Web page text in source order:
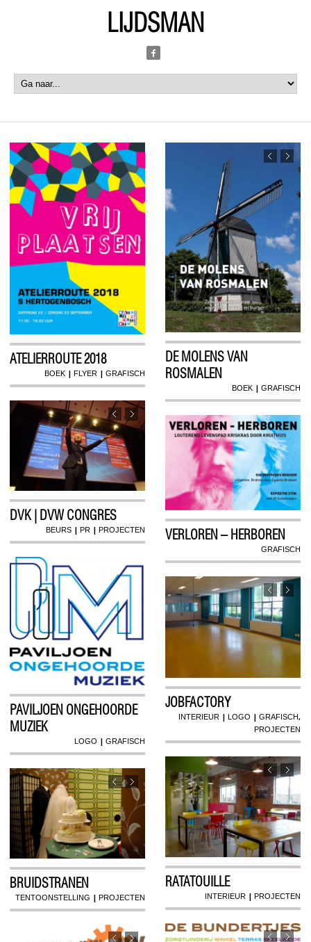
LIJDSMAN
ATELIERROUTE 2018
BOEK | FLYER | GRAFISCH
DE MOLENS VAN
ROSMALEN
BOEK | GRAFISCH
DVK | DVW CONGRES
BEURS | PR | PROJECTEN VERLOREN – HERBOREN
GRAFISCH
PAVILJOEN ONGEHOORDE
MUZIEK
LOGO | GRAFISCH
JOBFACTORY
INTERIEUR | LOGO | GRAFISCH,
PROJECTEN
RATATOUILLE
INTERIEUR | PROJECTEN
BRUIDSTRANEN
TENTOONSTELLING | PROJECTEN